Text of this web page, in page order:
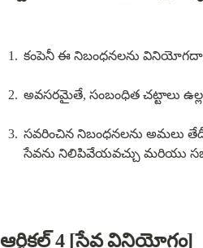
కంపెనీ ఈ నిబంధనలను
అవసరమైతే, సంబంధిత చట్టాలు
సవరించిన నిబంధనలను అమలు
ఆర్టికల్ 4 [సేవ వినియోగం]